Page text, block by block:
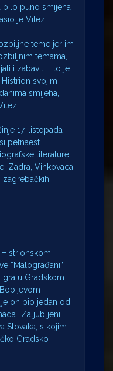
bilo puno smijeha i
je Vitez.
teme jer im
temama,
i zabaviti, i to je
svojim
smijeha,
17. listopada i
petnaest
literature
Zadra, Vinkovaca,
zagrebačkih
“Malograđani”
u Gradskom
on bio jedan od
“Zaljubljeni
Slovaka, s kojim
Gradsko